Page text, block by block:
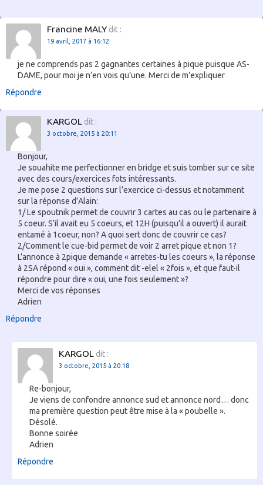
Francine MALY dit :
19 avril, 2017 à 16:12
je ne comprends pas 2 gagnantes certaines à pique puisque AS-
DAME, pour moi je n’en vois qu’une. Merci de m’expliquer
Répondre
KARGOL dit :
3 octobre, 2015 à 20:11
Bonjour,
Je souahite me perfectionner en bridge et suis tomber sur ce site
avec des cours/exercices fots intéressants.
Je me pose 2 questions sur l’exercice ci-dessus et notamment
sur la réponse d’Alain:
1/ Le spoutnik permet de couvrir 3 cartes au cas ou le partenaire à
5 coeur. S’il avait eu 5 coeurs, et 12H (puisqu’il a ouvert) il aurait
entamé à 1coeur, non? A quoi sert donc de couvrir ce cas?
2/Comment le cue-bid permet de voir 2 arret pique et non 1?
L’annonce à 2pique demande « arretes-tu les coeurs », la réponse
à 2SA répond « oui », comment dit -elel « 2fois », et que faut-il
répondre pour dire « oui, une fois seulement »?
Merci de vos réponses
Adrien
Répondre
KARGOL dit :
3 octobre, 2015 à 20:18
Re-bonjour,
Je viens de confondre annonce sud et annonce nord… donc
ma première question peut être mise à la « poubelle ».
Désolé.
Bonne soirée
Adrien
Répondre